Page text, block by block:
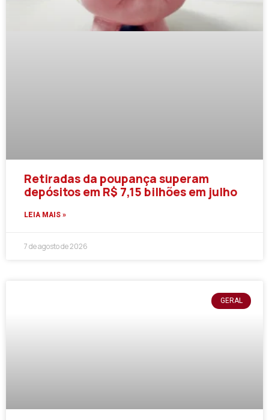
Retiradas da poupança superam
depósitos em R$ 7,15 bilhões em julho
LEIA MAIS »
7 de agosto de 2026
GERAL